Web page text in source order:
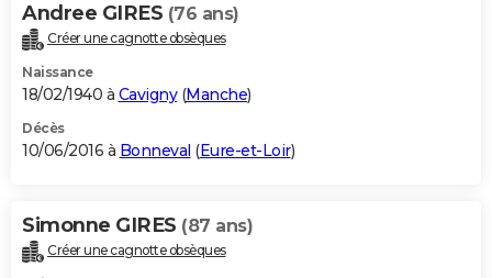
Andree GIRES (76 ans)
Créer une cagnotte obsèques
Naissance
18/02/1940 à Cavigny(Manche)
Décès
10/06/2016 à Bonneval (Eure-et-Loir)
Simonne GIRES (87 ans)
Créer une cagnotte obsèques